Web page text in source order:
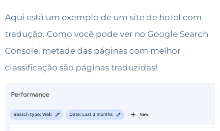
Aqui está um exemplo de um site de hotel com
tradução. Como você pode ver no Google Search
Console, metade das páginas com melhor
classificação são páginas traduzidas!